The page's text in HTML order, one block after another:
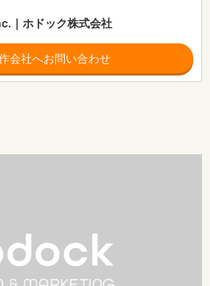
｜ホドック株式会社
会社へお問い合わせ